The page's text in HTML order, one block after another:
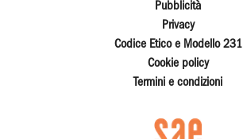
Pubblicità
Privacy
Codice Etico e Modello 231
Cookie policy
Termini e condizioni